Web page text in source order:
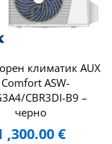
климатик AUX
Comfort ASW-
CBR3DI-B9 –
черно
,300.00€